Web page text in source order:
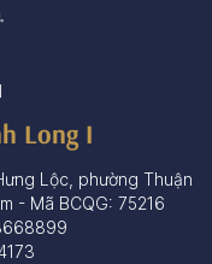
Long I
Lộc, phường Thuận
- Mã BCQG: 75216